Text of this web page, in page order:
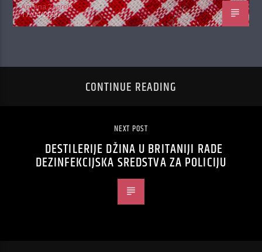
Antena Zagreb
17/04/2020
CONTINUE READING
NEXT POST
DESTILERIJE DŽINA U BRITANIJI RADE
DEZINFEKCIJSKA SREDSTVA ZA POLICIJU